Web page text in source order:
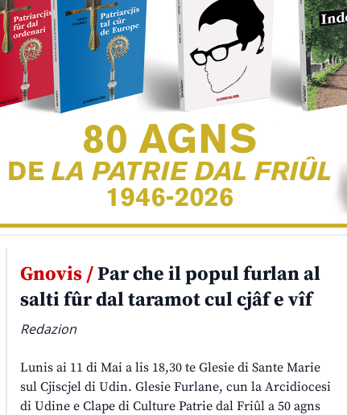
Gnovis /Par che il popul furlan al
salti fûr dal taramot cul cjâf e vîf
Redazion
Lunis ai 11 di Mai a lis 18,30 te Glesie di Sante Marie
sul Cjiscjel di Udin. Glesie Furlane, cun la Arcidiocesi
di Udine e Clape di Culture Patrie dal Friûl a 50 agns